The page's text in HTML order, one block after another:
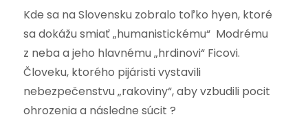
Kde sa na Slovensku zobralo toľko hyen, ktoré
sa dokážu smiať „humanistickému“ Modrému
z neba a jeho hlavnému „hrdinovi“ Ficovi.
Človeku, ktorého pijáristi vystavili
nebezpečenstvu „rakoviny“, aby vzbudili pocit
ohrozenia a následne súcit ?